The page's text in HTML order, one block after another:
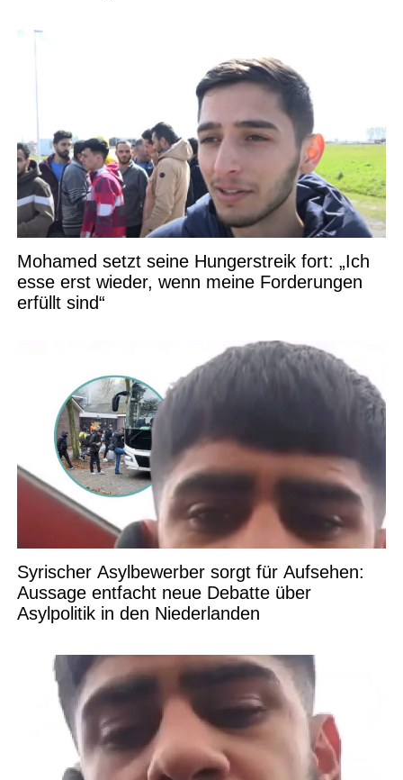
Mohamed setzt seine Hungerstreik fort: „Ich
esse erst wieder, wenn meine Forderungen
erfüllt sind“
Syrischer Asylbewerber sorgt für Aufsehen:
Aussage entfacht neue Debatte über
Asylpolitik in den Niederlanden